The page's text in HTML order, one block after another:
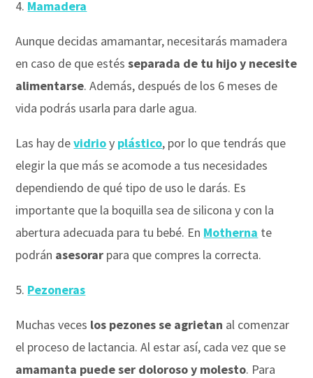
4. Mamadera
Aunque decidas amamantar, necesitarás mamadera
en caso de que estésseparada de tu hijo y necesite
alimentarse. Además, después de los 6 meses de
vida podrás usarla para darle agua.
Las hay devidrioy plástico, por lo que tendrás que
elegir la que más se acomode a tus necesidades
dependiendo de qué tipo de uso le darás. Es
importante que la boquilla sea de silicona y con la
abertura adecuada para tu bebé. En Motherna te
podrán asesorar para que compres la correcta.
5. Pezoneras
Muchas veces los pezones se agrietan al comenzar
el proceso de lactancia. Al estar así, cada vez que se
amamanta puede ser doloroso y molesto. Para